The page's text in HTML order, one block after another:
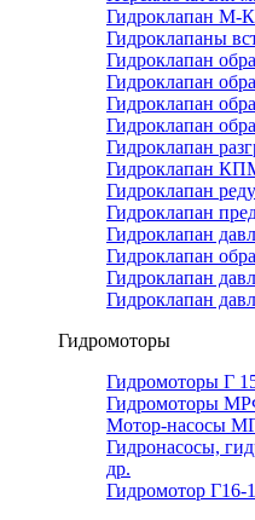
Гидроклапан М-
Гидроклапаны
Гидроклапан
Гидроклапан
Гидроклапан
Гидроклапан
Гидроклапан
Гидроклапан
Гидроклапан
Гидроклапан
Гидроклапан
Гидроклапан
Гидроклапан
Гидроклапан
Гидромоторы
Гидромоторы Г
Гидромоторы
Мотор-насосы
Гидронасосы,
др.
Гидромотор Г16-1